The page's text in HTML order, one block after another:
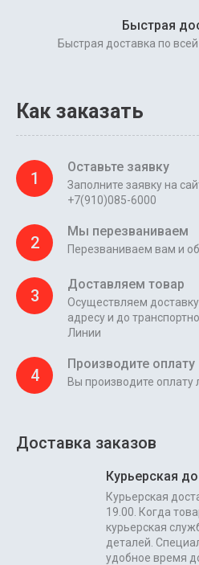
Быстрая
Быстрая доставка по
Как заказать
1
Оставьте заявку
Заполните заявку на
+7(910)085-6000
2
Мы перезваниваем
Перезваниваем вам и
3
Доставляем товар
Осуществляем
адресу и до
Линии
4
Производите оплату
Вы производите
Доставка заказов
Курьерская
Курьерская
19.00. Когда
курьерская
деталей.
удобное время